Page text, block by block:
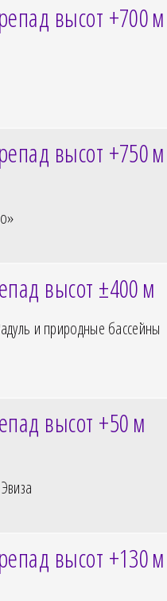
высот +700м
высот +750м
высот ±400м
и природные бассейны
высот +50м
высот +130м